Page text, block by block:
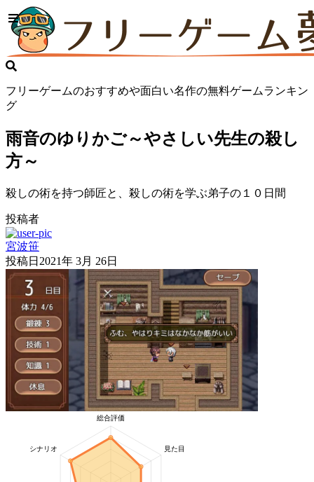
フリーゲームのおすすめや面白い名作の無料ゲームランキン
グ
雨音のゆりかご～やさしい先生の殺し
方～
殺しの術を持つ師匠と、殺しの術を学ぶ弟子の１０日間
投稿者
宮波笹
投稿日 2021年 3月 26日